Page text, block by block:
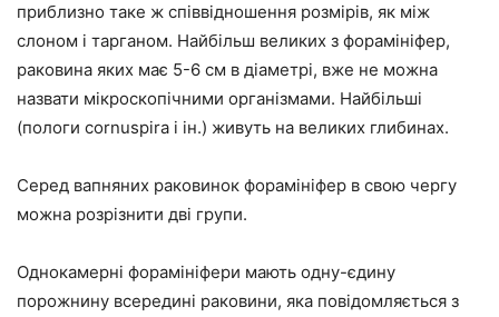
приблизно таке ж співвідношення розмірів, як між
слоном і тарганом. Найбільш великих з форамініфер,
раковина яких має 5-6 см в діаметрі, вже не можна
назвати мікроскопічними організмами. Найбільші
(пологи cornuspira і ін.) живуть на великих глибинах.
Серед вапняних раковинок форамініфер в свою чергу
можна розрізнити дві групи.
Однокамерні форамініфери мають одну-єдину
порожнину всередині раковини, яка повідомляється з